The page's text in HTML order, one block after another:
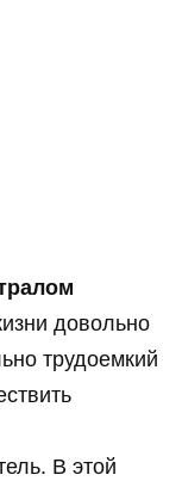
довольно
трудоемкий
В этой